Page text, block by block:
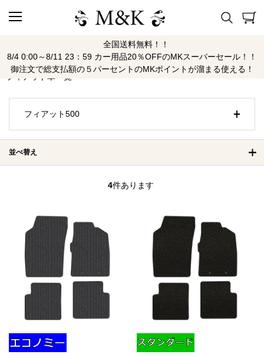
全国送料無料！！
8/4 0:00～8/11 23：59 カー用品20％OFFのMKスーパーセール！！
御注文で総支払額の５パーセントのMKポイントが溜まる使える！
フィアット
フィアット車一覧
フィアット500
並べ替え
4件あります